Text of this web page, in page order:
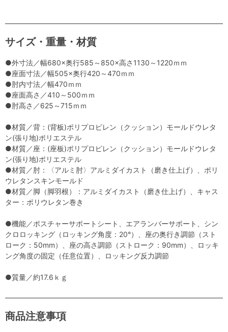
サイズ・重量・材質
●外寸法／幅680×奥行585～850×高さ1130～1220ｍｍ
●座面寸法／幅505×奥行420～470ｍｍ
●肘内寸法／幅470ｍｍ
●座面高さ／410～500ｍｍ
●肘高さ／625～715ｍｍ
●材質／背：(背板)ポリプロピレン（クッション）モールドウレタ
ン(張り地)ポリエステル
●材質／座：(座板)ポリプロピレン（クッション）モールドウレタ
ン(張り地)ポリエステル
●材質／肘：〈アルミ肘〉アルミダイカスト（磨き仕上げ）、ポリ
ウレタンスキンモールド
●材質／脚（脚羽根）：アルミダイカスト（磨き仕上げ）、キャス
ター：ポリウレタン巻き
●機能／ポスチャーサポートシート、エアランバーサポート、シン
クロロッキング（ロッキング角度：20°）、座の奥行き調節（スト
ローク：50mm）、座の高さ調節（ストローク：90mm）、ロッキ
ング角度の固定（任意位置）、ロッキング反力調節
●質量／約17.6ｋｇ
商品注意事項